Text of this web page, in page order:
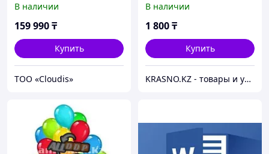
Word, Excel, PowerPoint,
ESD (T5D-03484)
В наличии
159 990₸
Купить
ТОО «Cloudis»
В наличии
1 800₸
Купить
KRASNO.KZ - товары и услуги индустрии красоты и здоровья. Все дороги ведут в KRASNO.KZ!